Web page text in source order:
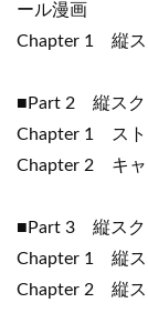
ール漫画
Chapter 1 縦ス
■Part 2 縦スク
Chapter 1 スト
Chapter 2 キャ
■Part 3 縦スク
Chapter 1 縦ス
Chapter 2 縦ス